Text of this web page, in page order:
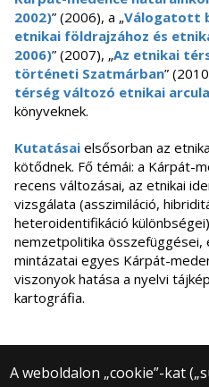
2002)” (2006), a „Válogatott
etnikai földrajzához és
2006)” (2007), „Az etnikai
történeti Szatmárban”
térség változó etnikai
könyveknek.
Kutatásai elsősorban az
kötődnek. Fő témái: a Kárpát-
recens változásai, az etnikai
vizsgálata (asszimiláció,
heteroidentifikáció
nemzetpolitika összefüggései,
mintázatai egyes Kárpát-
viszonyok hatása a nyelvi
kartográfia.
A weboldalon „cookie”-kat